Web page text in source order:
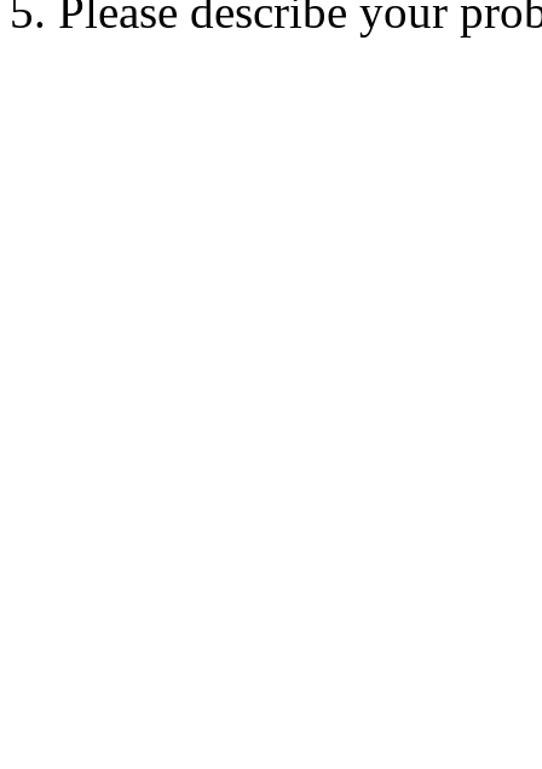
5. Please describe your